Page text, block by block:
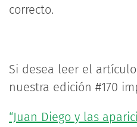
correcto.
Si desea leer el
nuestra edición #170
“Juan Diego y las